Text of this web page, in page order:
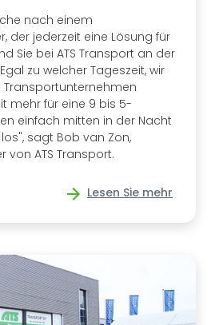
nach einem
der jederzeit eine Lösung für
Sie bei ATS Transport an der
zu welcher Tageszeit, wir
Transportunternehmen
mehr für eine 9 bis 5-
einfach mitten in der Nacht
sagt Bob van Zon,
von ATS Transport.
Lesen Sie mehr